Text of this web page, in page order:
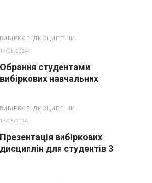
ВИБІРКОВІ ДИСЦИПЛІНИ
17/05/2024
Обрання студентами
вибіркових навчальних
інженерія
ВИБІРКОВІ ДИСЦИПЛІНИ
17/05/2024
Презентація вибіркових
дисциплін для студентів 3